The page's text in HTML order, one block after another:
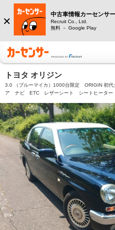
中古車情報カーセンサー
Recruit Co., Ltd.
無料 － Google Play
トヨタ オリジン
3.0 （ブルーマイカ）1000台限定 ORIGIN 初
ア ナビ ETC レザーシート シートヒータ